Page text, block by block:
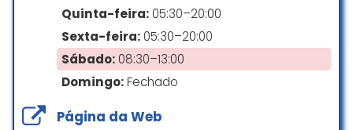
superar a cada dia. O ambiente é
excelente e de muita
camaradagem. Recomendo!.
Jose Gregorio Herrera Urdaneta
Quinta-feira: 05:30–20:00
Sexta-feira: 05:30–20:00
Sábado: 08:30–13:00
Domingo:Fechado
Página da Web